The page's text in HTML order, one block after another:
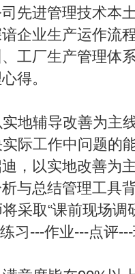
先进管理技术本
企业生产运作流
工厂生产管理体
得。
地辅导改善为主
际工作中问题的
，以实地改善为
与总结管理工具
将采取“课前现场
习---作业---点评